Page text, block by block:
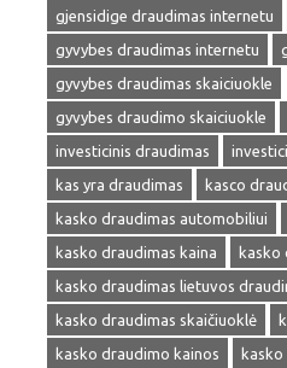
gjensidige draudimas internetu
gyvybes draudimas internetu
gyvybes draudimas skaiciuokle
gyvybes draudimo skaiciuokle
investicinis draudimas
kas yra draudimas
kasco
kasko draudimas automobiliui
kasko draudimas kaina
kasko
kasko draudimas lietuvos
kasko draudimas skaičiuoklė
kasko draudimo kainos